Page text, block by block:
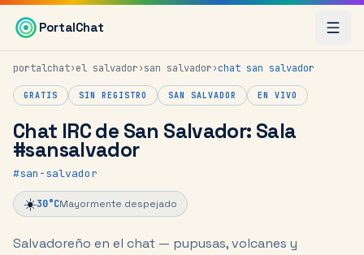
Saltar al contenido principal
PortalChat
portalchat›el salvador›san salvador›chat san salvador
GRATIS SIN REGISTRO SAN SALVADOR EN VIVO
Chat IRC de San Salvador: Sala
#sansalvador
#san-salvador
☀️30°CMayormente despejado
Salvadoreño en el chat — pupusas, volcanes y